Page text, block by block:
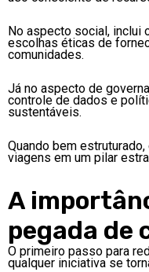
No aspecto social, inclui
escolhas éticas de
comunidades.
Já no aspecto de
controle de dados e
sustentáveis.
Quando bem
viagens em um pilar
A
pegada de
O primeiro passo para
qualquer iniciativa se